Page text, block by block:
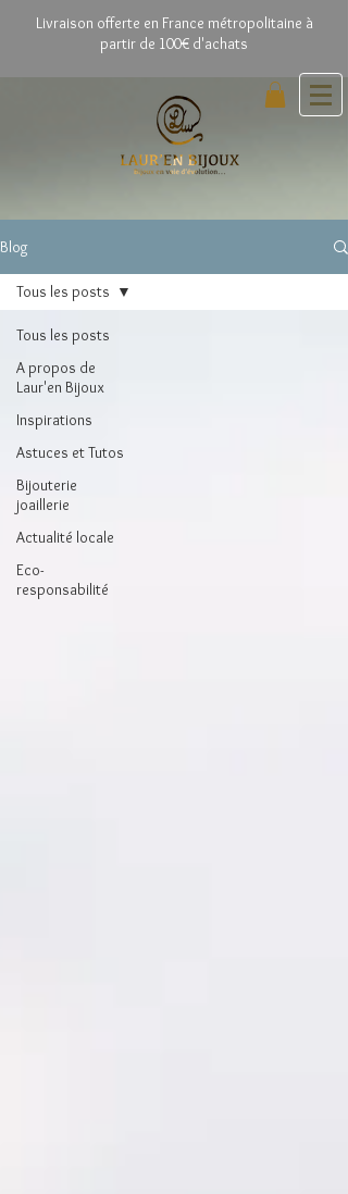
Livraison offerte en France métropolitaine à
partir de 100€ d'achats
Blog
Tous les posts
A propos de
Laur'en Bijoux
Inspirations
Astuces et Tutos
Bijouterie
joaillerie
Actualité locale
Eco-
responsabilité
Tous les posts